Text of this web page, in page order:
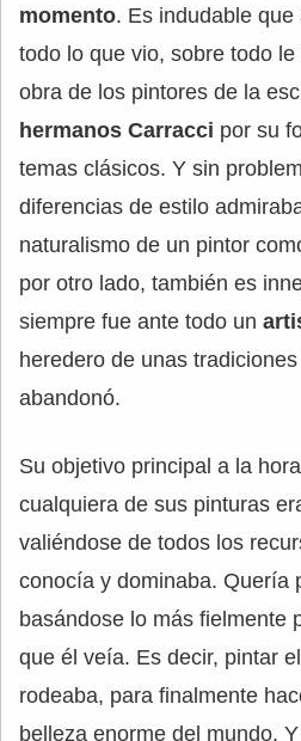
momento. Es indudable
todo lo que vio, sobre todo
obra de los pintores de la
hermanos Carracci por su
temas clásicos. Y sin
diferencias de estilo
naturalismo de un pintor
por otro lado, también es
siempre fue ante todo un
heredero de unas
abandonó.
Su objetivo principal a la
cualquiera de sus pinturas
valiéndose de todos los
conocía y dominaba. Quería
basándose lo más fielmente
que él veía. Es decir, pintar
rodeaba, para finalmente
belleza enorme del mundo.